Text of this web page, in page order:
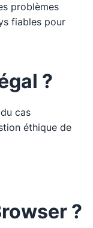
problèmes
fiables pour
?
cas
éthique de
?